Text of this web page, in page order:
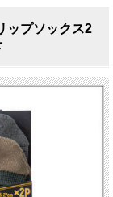
ップソックス2